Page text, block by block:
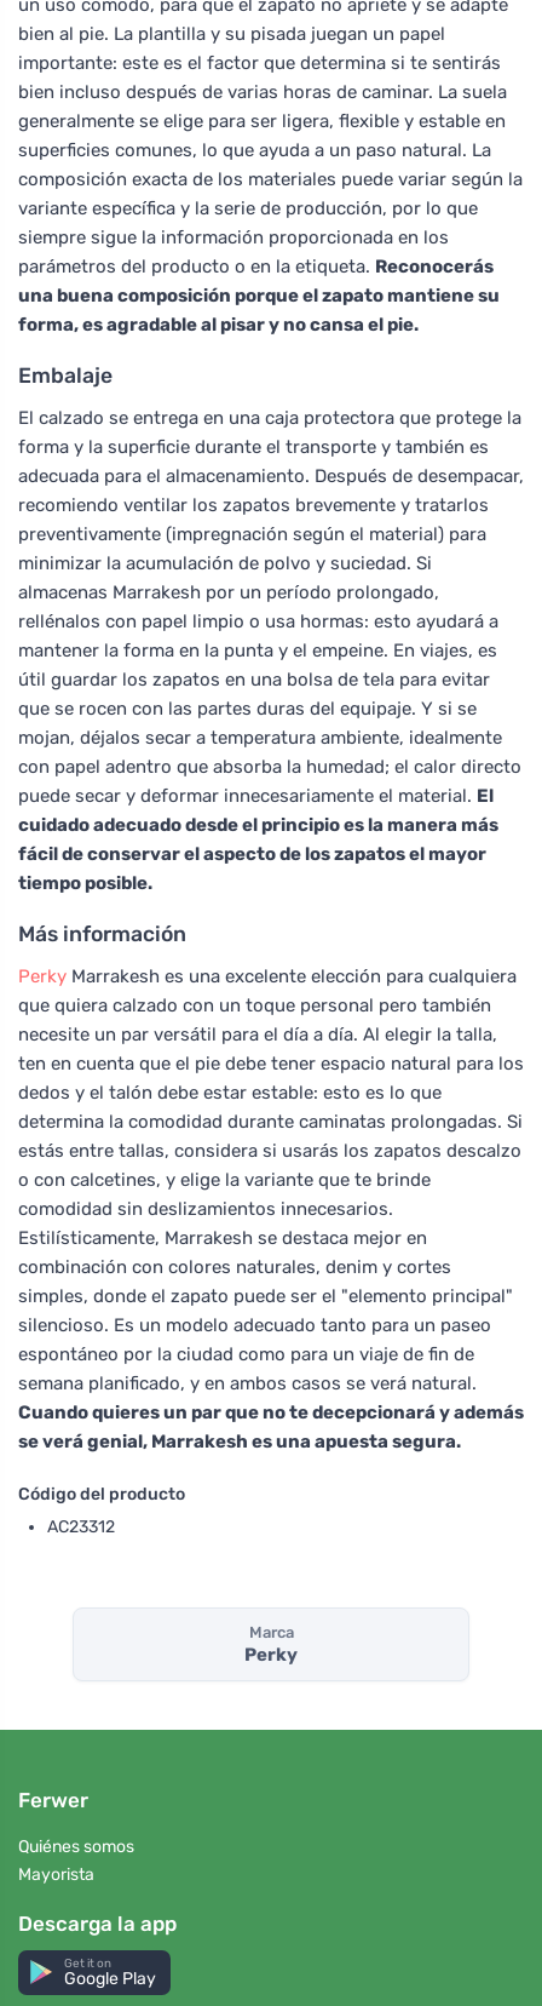
bien al pie. La plantilla y su pisada juegan un papel
importante: este es el factor que determina si te sentirás
bien incluso después de varias horas de caminar. La suela
generalmente se elige para ser ligera, flexible y estable en
superficies comunes, lo que ayuda a un paso natural. La
composición exacta de los materiales puede variar según la
variante específica y la serie de producción, por lo que
siempre sigue la información proporcionada en los
parámetros del producto o en la etiqueta. Reconocerás
una buena composición porque el zapato mantiene su
forma, es agradable al pisar y no cansa el pie.
Embalaje
El calzado se entrega en una caja protectora que protege la
forma y la superficie durante el transporte y también es
adecuada para el almacenamiento. Después de desempacar,
recomiendo ventilar los zapatos brevemente y tratarlos
preventivamente (impregnación según el material) para
minimizar la acumulación de polvo y suciedad. Si
almacenas Marrakesh por un período prolongado,
rellénalos con papel limpio o usa hormas: esto ayudará a
mantener la forma en la punta y el empeine. En viajes, es
útil guardar los zapatos en una bolsa de tela para evitar
que se rocen con las partes duras del equipaje. Y si se
mojan, déjalos secar a temperatura ambiente, idealmente
con papel adentro que absorba la humedad; el calor directo
puede secar y deformar innecesariamente el material. El
cuidado adecuado desde el principio es la manera más
fácil de conservar el aspecto de los zapatos el mayor
tiempo posible.
Más información
Perky Marrakesh es una excelente elección para cualquiera
que quiera calzado con un toque personal pero también
necesite un par versátil para el día a día. Al elegir la talla,
ten en cuenta que el pie debe tener espacio natural para los
dedos y el talón debe estar estable: esto es lo que
determina la comodidad durante caminatas prolongadas. Si
estás entre tallas, considera si usarás los zapatos descalzo
o con calcetines, y elige la variante que te brinde
comodidad sin deslizamientos innecesarios.
Estilísticamente, Marrakesh se destaca mejor en
combinación con colores naturales, denim y cortes
simples, donde el zapato puede ser el "elemento principal"
silencioso. Es un modelo adecuado tanto para un paseo
espontáneo por la ciudad como para un viaje de fin de
semana planificado, y en ambos casos se verá natural.
Cuando quieres un par que no te decepcionará y además
se verá genial, Marrakesh es una apuesta segura.
Código del producto
AC23312
Marca
Perky
Ferwer
Quiénes somos
Mayorista
Descarga la app
Get it on
Google Play